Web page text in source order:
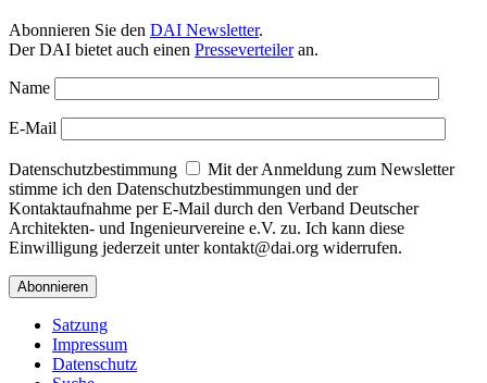
Abonnieren Sie den DAI Newsletter.
Der DAI bietet auch einen Presseverteileran.
Name
E-Mail
Datenschutzbestimmung
Mit der Anmeldung zum Newsletter
stimme ich den Datenschutzbestimmungen und der
Kontaktaufnahme per E-Mail durch den Verband Deutscher
Architekten- und Ingenieurvereine e.V. zu. Ich kann diese
Einwilligung jederzeit unter kontakt@dai.org widerrufen.
Satzung
Impressum
Datenschutz